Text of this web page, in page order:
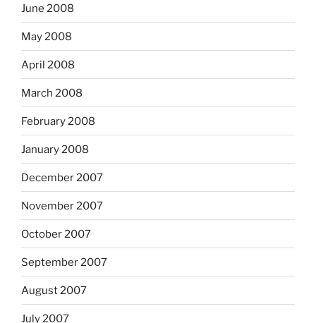
June 2008
May 2008
April 2008
March 2008
February 2008
January 2008
December 2007
November 2007
October 2007
September 2007
August 2007
July 2007